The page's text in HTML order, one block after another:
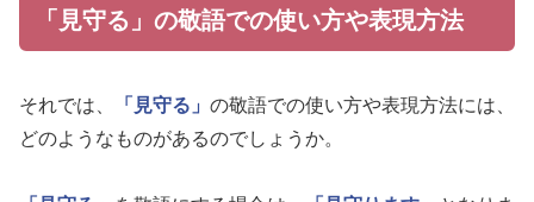
「見守る」の敬語での使い方や表現方法
それでは、 「見守る」 の敬語での使い方や表現方法には、
どのようなものがあるのでしょうか。